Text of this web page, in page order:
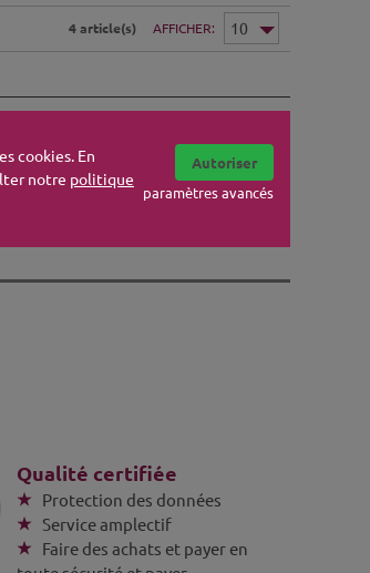
4 article(s) AFFICHER
Qualité certifiée
Protection des données
Service amplectif
Faire des achats et payer en
Autoriser
paramètres avancés
cookies. En
notre politique